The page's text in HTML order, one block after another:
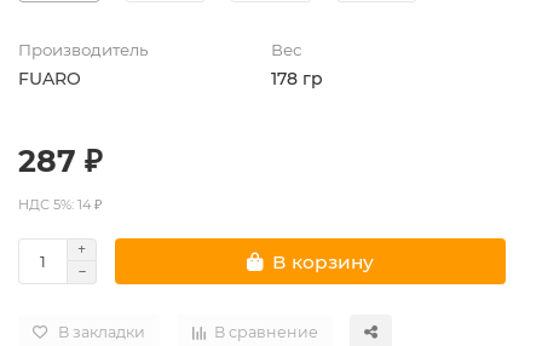
Производитель
FUARO
Вес
178 гр
287 ₽
НДС 5%: 14 ₽
В корзину
В закладки В сравнение